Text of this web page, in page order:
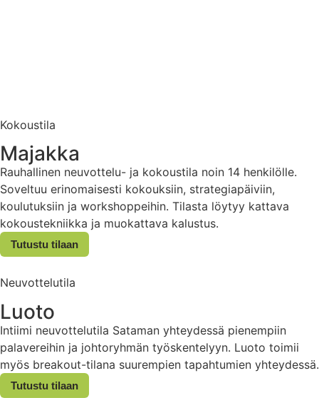
Kokoustila
Majakka
Rauhallinen neuvottelu- ja kokoustila noin 14 henkilölle.
Soveltuu erinomaisesti kokouksiin, strategiapäiviin,
koulutuksiin ja workshoppeihin. Tilasta löytyy kattava
kokoustekniikka ja muokattava kalustus.
Tutustu tilaan
Neuvottelutila
Luoto
Intiimi neuvottelutila Sataman yhteydessä pienempiin
palavereihin ja johtoryhmän työskentelyyn. Luoto toimii
myös breakout-tilana suurempien tapahtumien yhteydessä.
Tutustu tilaan